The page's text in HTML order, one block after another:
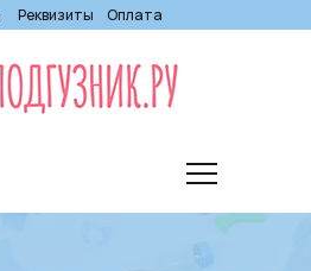
Реквизиты Оплата